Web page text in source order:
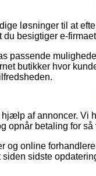
løsninger til at
du besigtiger e-
passende
butikker hvor
af annoncer. Vi
opnår betaling for
og online
sidste